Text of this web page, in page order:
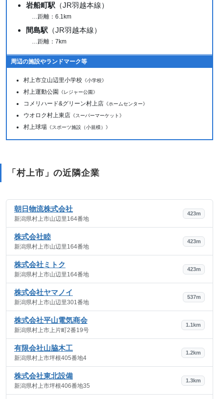
岩船町駅 （JR羽越本線）
…距離：6.1km
間島駅 （JR羽越本線）
…距離：7km
周辺の施設やランドマーク等
村上市立山辺里小学校 《小学校》
村上運動公園 《レジャー公園》
コメリハード&グリーン村上店 《ホームセンター》
ウオロク村上東店 《スーパーマーケット》
村上球場 《スポーツ施設（小規模）》
「村上市」の近隣企業
朝日物流株式会社
新潟県村上市山辺里164番地
423m
株式会社睦
新潟県村上市山辺里164番地
423m
株式会社ミトク
新潟県村上市山辺里164番地
423m
株式会社ヤマノイ
新潟県村上市山辺里301番地
537m
株式会社平山電気商会
新潟県村上市上片町2番19号
1.1km
有限会社山脇木工
新潟県村上市坪根405番地4
1.2km
株式会社東北設備
新潟県村上市坪根406番地35
1.3km